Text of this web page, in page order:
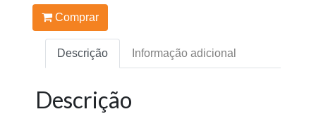
Comprar
Descrição Informação adicional
Descrição